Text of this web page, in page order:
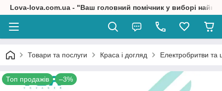
Lova-lova.com.ua - "Ваш головний помічник у виборі
Товари та послуги Краса і догляд Електробритви та
Топ продажів –3%